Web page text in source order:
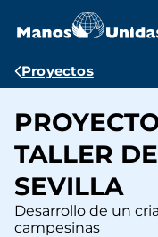
contenido
Ruta
navegación
Proyectos
TALLER
SEVILLA
Desarrollo de un
campesinas